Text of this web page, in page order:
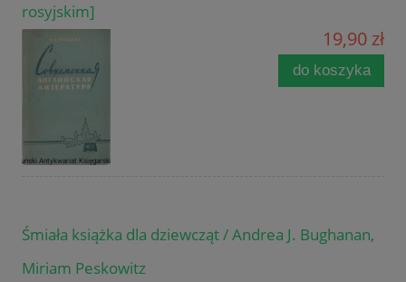
rosyjskim]
19,90 zł
do koszyka
Śmiała książka dla dziewcząt / Andrea J. Bughanan,
Miriam Peskowitz